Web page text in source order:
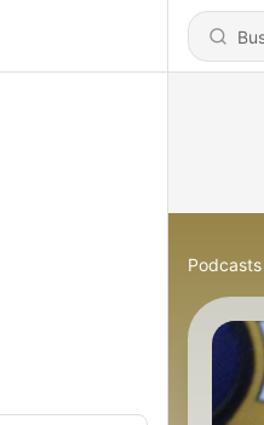
Podcasts